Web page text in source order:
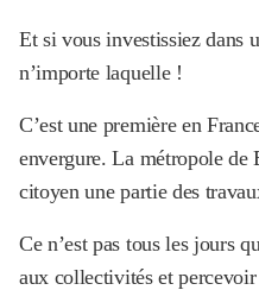
Et si vous investissiez dans
n’importe laquelle !
C’est une première en
envergure. La métropole de
citoyen une partie des
Ce n’est pas tous les jours
aux collectivités et